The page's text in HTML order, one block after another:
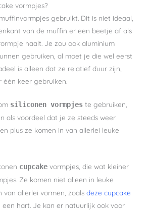
vormpjes?
gebruikt. Dit is niet ideaal,
van de muffin er een beetje af als
haalt. Je zou ook aluminium
gebruiken, al moet je die wel eerst
is alleen dat ze relatief duur zijn,
keer gebruiken.
siliconen vormpjes te gebruiken,
als voordeel dat je ze steeds weer
plus ze komen in van allerlei leuke
cupcake vormpjes, die wat kleiner
Ze komen niet alleen in leuke
van allerlei vormen, zoalsdeze cupcake
een hart. Je kan er natuurlijk ook voor